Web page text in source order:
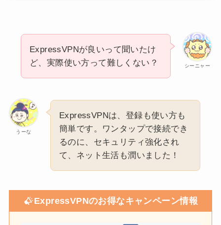
シーニャー
ExpressVPNが良いって聞いたけ
ど、実際使い方って難しくない？
うーな
ExpressVPNは、登録も使い方も
簡単です。ワンタップで接続でき
るのに、セキュリティ強化され
て、ネット生活も潤いました！
ExpressVPNのお得なキャンペーン情報